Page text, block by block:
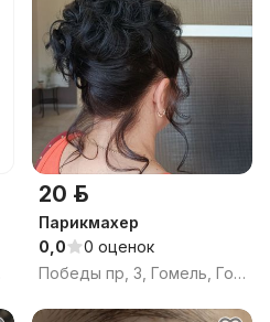
20 р.
Парикмахер
0,0
0 оценок
Победы пр, 3, Гомель, Гомельская область